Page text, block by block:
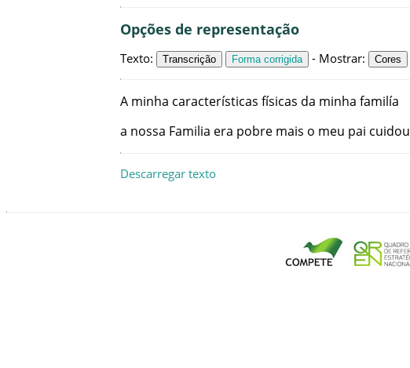
Opções de representação
Texto: Transcrição Forma corrigida - Mostrar: Cores
A minha características físicas da minha familía
a nossa Familia era pobre mais o meu pai cuidou
Descarregar texto